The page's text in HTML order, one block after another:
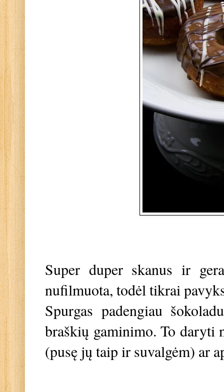
Super duper skanus ir
nufilmuota, todėl tikrai
Spurgas padengiau
braškių gaminimo. To daryti
(pusę jų taip ir suvalgėm) ar